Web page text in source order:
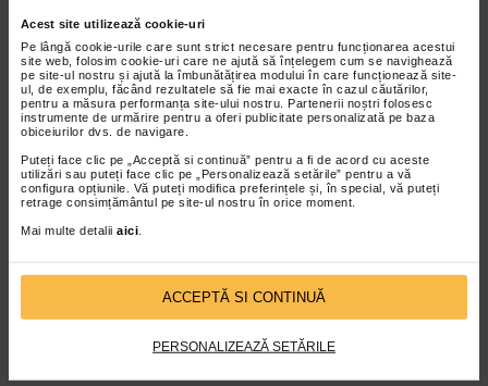
Acest site utilizează cookie-uri
Pe lângă cookie-urile care sunt strict necesare pentru funcționarea acestui
site web, folosim cookie-uri care ne ajută să înțelegem cum se navighează
pe site-ul nostru și ajută la îmbunătățirea modului în care funcționează site-
ul, de exemplu, făcând rezultatele să fie mai exacte în cazul căutărilor,
pentru a măsura performanța site-ului nostru. Partenerii noștri folosesc
instrumente de urmărire pentru a oferi publicitate personalizată pe baza
obiceiurilor dvs. de navigare.
Puteți face clic pe „Acceptă si continuă” pentru a fi de acord cu aceste
utilizări sau puteți face clic pe „Personalizează setările” pentru a vă
configura opțiunile. Vă puteți modifica preferințele și, în special, vă puteți
retrage consimțământul pe site-ul nostru în orice moment.
Mai multe detalii aici
ACCEPTĂ SI CONTINUĂ
PERSONALIZEAZĂ SETĂRILE
Doza de Galsya trebuie administrata o data pe zi, dimineata,
cu apa sau alte lichide. Incercati sa luati Galsya in timpul
mesei. In timpul tratamentului cu Galsya, beti lichide din
abundenta, pentru a mentine hidratarea organismului.
Daca luati mai mult Galsya decat trebuie
Daca ati luat mai mult decat trebuie din Galsya, adresati-va
imediat medicului sau unui spital de urgenta. Luati cu
dumneavoastra si restul de medicament si ambalajul.
Semnele supradozajului pot include:
greata severa, varsaturi,
Daca uitati sa luati o doza, aceasta trebuie omisa si
tratamentul trebuie continuat in modul obisnuit.